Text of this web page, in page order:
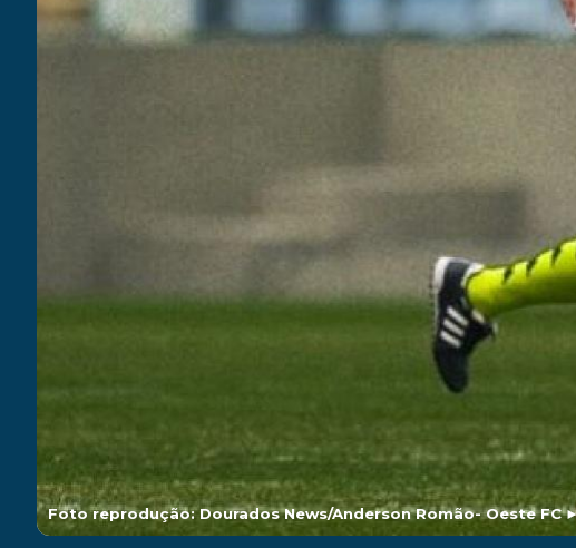
Foto reprodução: Dourados News/Anderson Romão- Oeste FC